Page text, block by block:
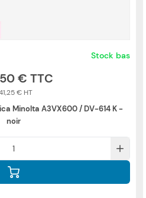
Stock bas
€
€
Minolta A3VX600 / DV-614 K -
noir